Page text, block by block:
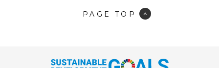
PAGE TOP